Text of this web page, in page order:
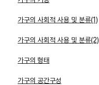
가구의 사회적 사용 및 분류(1)
가구의 사회적 사용 및 분류(2)
가구의 형태
가구의 공간구성